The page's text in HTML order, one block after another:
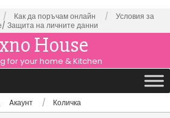
Как да поръчам онлайн
Условия за
Защита на личните данни
House
for your home & Kitchen
Aкаунт Количка